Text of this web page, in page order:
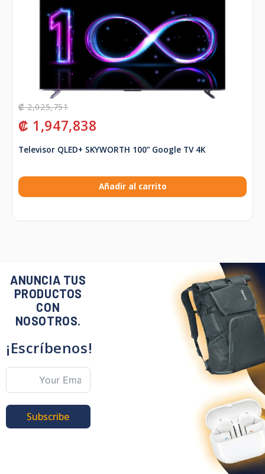
₡2,025,751
₡ 1,947,838
Televisor QLED+ SKYWORTH 100” Google TV 4K
Añadir al carrito
ANUNCIA TUS
PRODUCTOS
CON
NOSOTROS.
¡Escríbenos!
Subscribe